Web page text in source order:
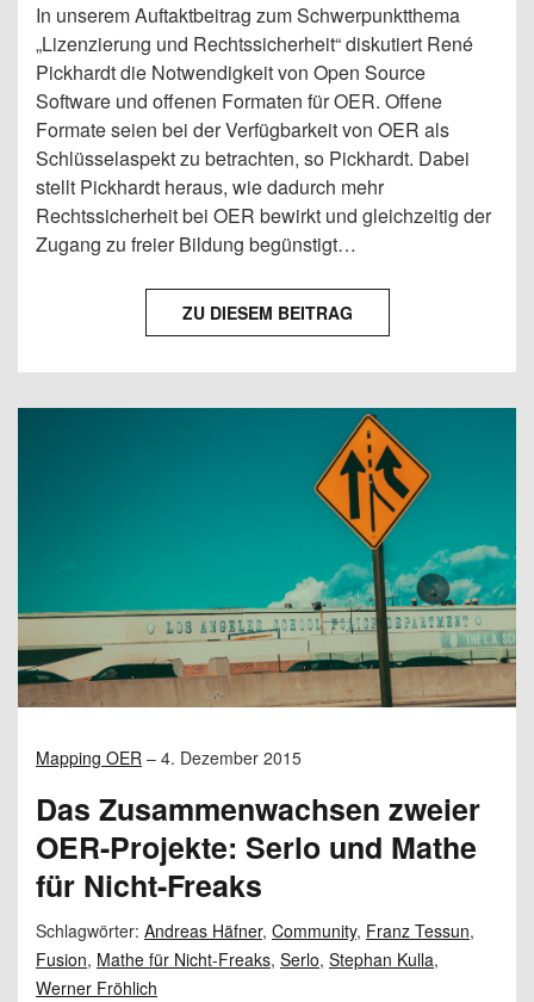
In unserem Auftaktbeitrag zum Schwerpunktthema
„Lizenzierung und Rechtssicherheit“ diskutiert René
Pickhardt die Notwendigkeit von Open Source
Software und offenen Formaten für OER. Offene
Formate seien bei der Verfügbarkeit von OER als
Schlüsselaspekt zu betrachten, so Pickhardt. Dabei
stellt Pickhardt heraus, wie dadurch mehr
Rechtssicherheit bei OER bewirkt und gleichzeitig der
Zugang zu freier Bildung begünstigt…
ZU DIESEM BEITRAG
Mapping OER – 4. Dezember 2015
Das Zusammenwachsen zweier
OER-Projekte: Serlo und Mathe
für Nicht-Freaks
Schlagwörter: Andreas Häfner, Community, Franz Tessun,
Fusion, Mathe für Nicht-Freaks, Serlo, Stephan Kulla,
Werner Fröhlich